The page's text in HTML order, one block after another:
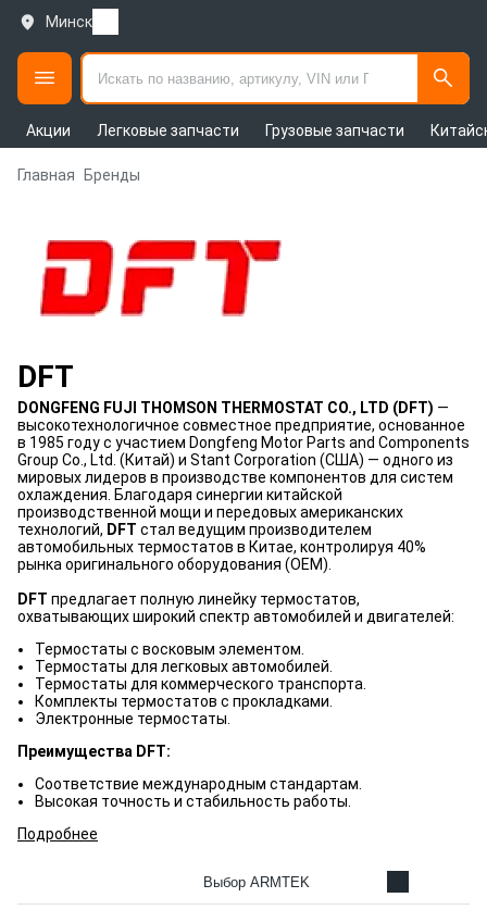
Минск
Акции Легковые запчасти Грузовые запчасти
Главная Бренды
DFT
DONGFENG FUJI THOMSON THERMOSTAT CO., LTD (DFT) —
высокотехнологичное совместное предприятие, основанное
в 1985 году с участием Dongfeng Motor Parts and Components
Group Co., Ltd. (Китай) и Stant Corporation (США) — одного из
мировых лидеров в производстве компонентов для систем
охлаждения. Благодаря синергии китайской
производственной мощи и передовых американских
технологий, DFT стал ведущим производителем
автомобильных термостатов в Китае, контролируя 40%
рынка оригинального оборудования (OEM).
DFT предлагает полную линейку термостатов,
охватывающих широкий спектр автомобилей и двигателей:
Термостаты с восковым элементом.
Термостаты для легковых автомобилей.
Термостаты для коммерческого транспорта.
Комплекты термостатов с прокладками.
Электронные термостаты.
Преимущества DFT:
Соответствие международным стандартам.
Высокая точность и стабильность работы.
Подробнее
Выбор ARMTEK